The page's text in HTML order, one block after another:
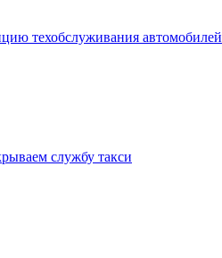
техобслуживания автомобилей
службу такси